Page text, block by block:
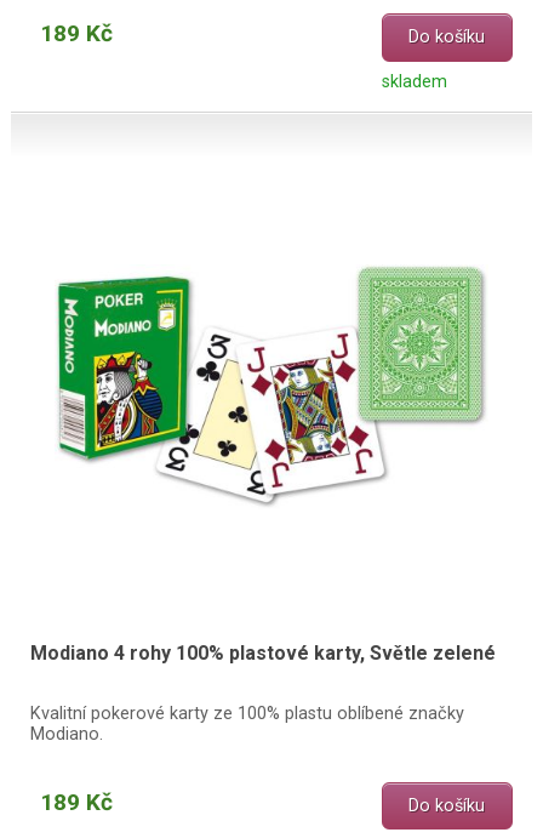
189 Kč Do košíku
skladem
Modiano 4 rohy 100% plastové karty, Světle zelené
Kvalitní pokerové karty ze 100% plastu oblíbené značky
Modiano.
189 Kč Do košíku